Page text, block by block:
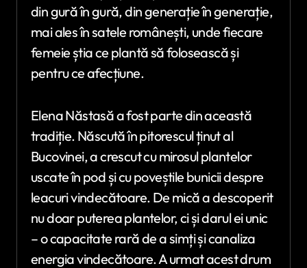
din gură în gură, din generație în generație,
mai ales în satele românești, unde fiecare
femeie știa ce plantă să folosească și
pentru ce afecțiune.
Elena Năstasă a fost parte din această
tradiție. Născută în pitorescul ținut al
Bucovinei, a crescut cu mirosul plantelor
uscate în pod și cu poveștile bunicii despre
leacuri vindecătoare. De mică a descoperit
nu doar puterea plantelor, ci și darul ei unic
– o capacitate rară de a simți și canaliza
energia vindecătoare. A urmat acest drum